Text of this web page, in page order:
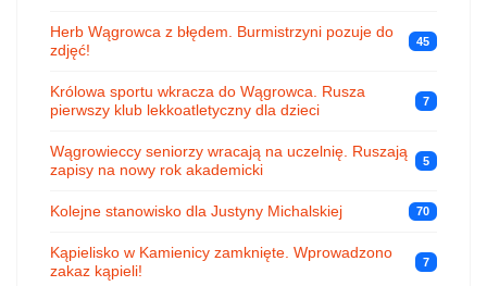
Herb Wągrowca z błędem. Burmistrzyni pozuje do
zdjęć!
45
Królowa sportu wkracza do Wągrowca. Rusza
pierwszy klub lekkoatletyczny dla dzieci
7
Wągrowieccy seniorzy wracają na uczelnię. Ruszają
zapisy na nowy rok akademicki
5
Kolejne stanowisko dla Justyny Michalskiej 70
Kąpielisko w Kamienicy zamknięte. Wprowadzono
zakaz kąpieli!
7